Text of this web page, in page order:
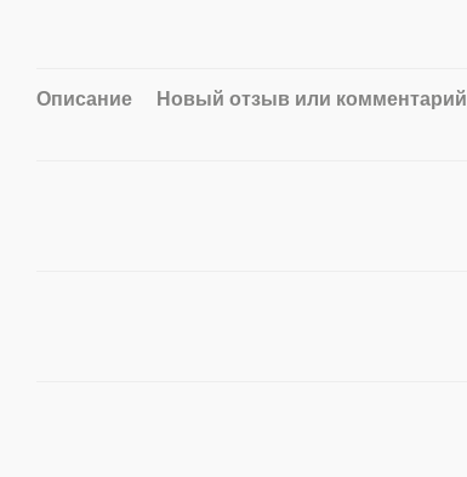
Описание Новый отзыв или комментарий